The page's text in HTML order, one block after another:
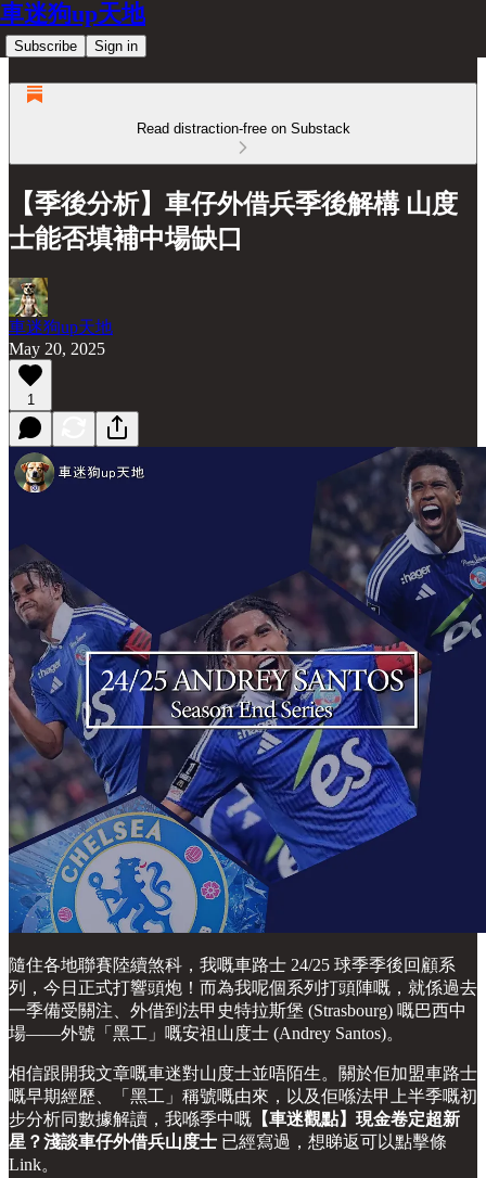
車迷狗up天地
Subscribe Sign in
Read distraction-free on Substack
【季後分析】車仔外借兵季後解構 山度
士能否填補中場缺口
車迷狗up天地
May 20, 2025
1
隨住各地聯賽陸續煞科，我嘅車路士 24/25 球季季後回顧系
列，今日正式打響頭炮！而為我呢個系列打頭陣嘅，就係過去
一季備受關注、外借到法甲史特拉斯堡 (Strasbourg) 嘅巴西中
場——外號「黑工」嘅安祖山度士 (Andrey Santos)。
相信跟開我文章嘅車迷對山度士並唔陌生。關於佢加盟車路士
嘅早期經歷、「黑工」稱號嘅由來，以及佢喺法甲上半季嘅初
步分析同數據解讀，我喺季中嘅 【車迷觀點】現金卷定超新
星？淺談車仔外借兵山度士 已經寫過，想睇返可以點擊條
Link。